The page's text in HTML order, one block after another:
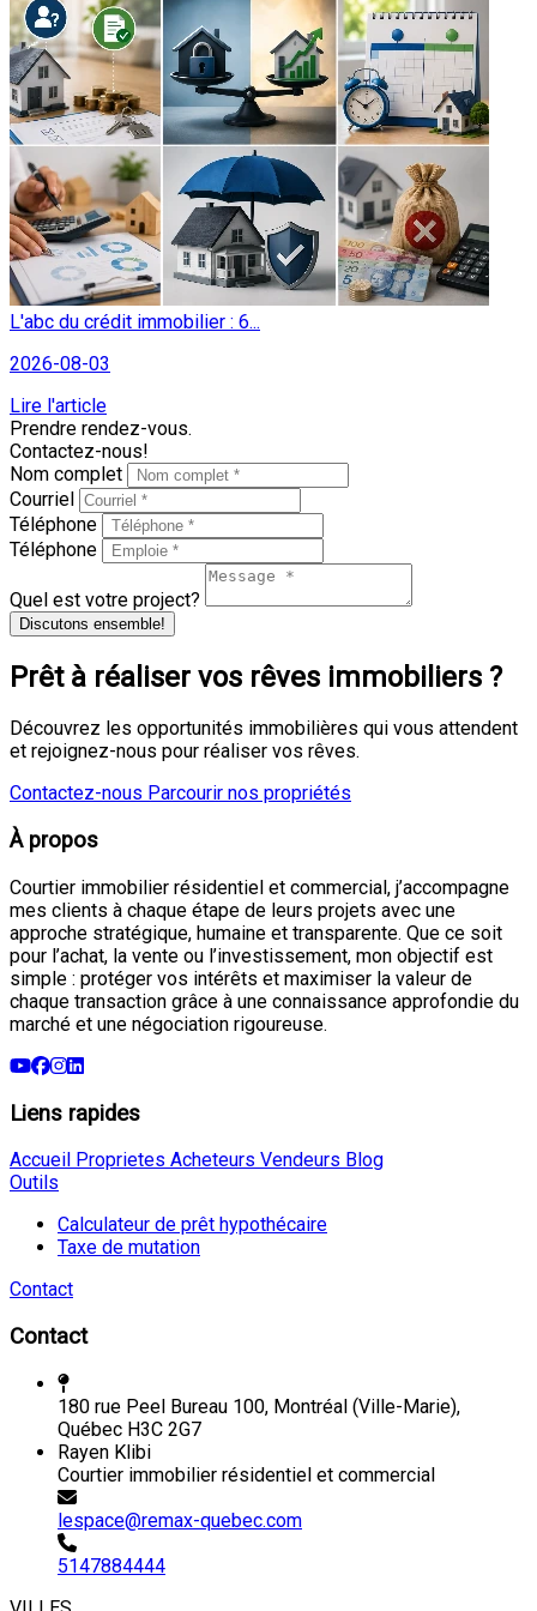
L'abc du crédit immobilier : 6...
2026-08-03
Lire l'article
Prendre rendez-vous.
Contactez-nous!
Nom complet
Courriel
Téléphone
Téléphone
Quel est votre project?
Discutons ensemble!
Prêt à réaliser vos rêves immobiliers ?
Découvrez les opportunités immobilières qui vous attendent
et rejoignez-nous pour réaliser vos rêves.
Contactez-nous Parcourir nos propriétés
À propos
Courtier immobilier résidentiel et commercial, j’accompagne
mes clients à chaque étape de leurs projets avec une
approche stratégique, humaine et transparente. Que ce soit
pour l’achat, la vente ou l’investissement, mon objectif est
simple : protéger vos intérêts et maximiser la valeur de
chaque transaction grâce à une connaissance approfondie du
marché et une négociation rigoureuse.
Liens rapides
Accueil Proprietes Acheteurs Vendeurs Blog
Outils
Calculateur de prêt hypothécaire
Taxe de mutation
Contact
Contact
180 rue Peel Bureau 100, Montréal (Ville-Marie),
Québec H3C 2G7
Rayen Klibi
Courtier immobilier résidentiel et commercial
lespace@remax-quebec.com
5147884444